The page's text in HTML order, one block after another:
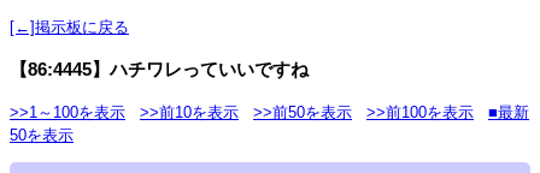
[←]掲示板に戻る
【86:4445】ハチワレっていいですね
>>1～100を表示 >>前10を表示 >>前50を表示 >>前100を表示
■最新
50を表示